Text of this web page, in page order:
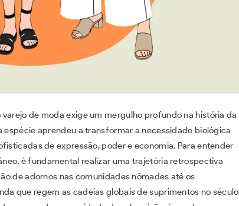
de moda exige um mergulho profundo na história da
espécie aprendeu a transformar a necessidade biológica
de expressão, poder e economia. Para entender
é fundamental realizar uma trajetória retrospectiva
de adornos nas comunidades nômades até os
que regem as cadeias globais de suprimentos no século